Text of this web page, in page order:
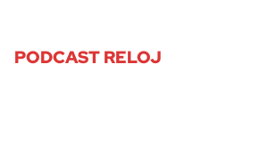
PODCAST RELOJ